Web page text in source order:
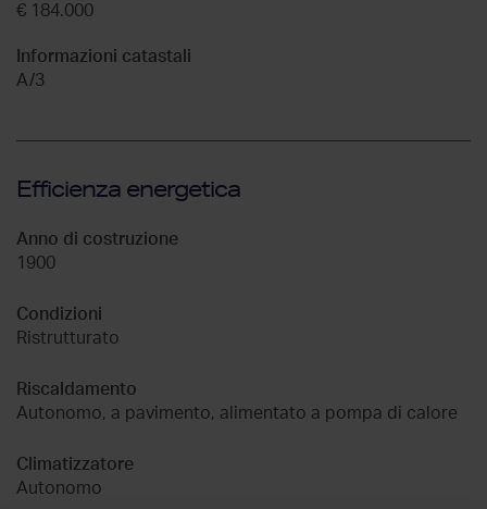
€ 184.000
Informazioni catastali
A/3
Efficienza energetica
Anno di costruzione
1900
Condizioni
Ristrutturato
Riscaldamento
Autonomo, a pavimento, alimentato a pompa di calore
Climatizzatore
Autonomo